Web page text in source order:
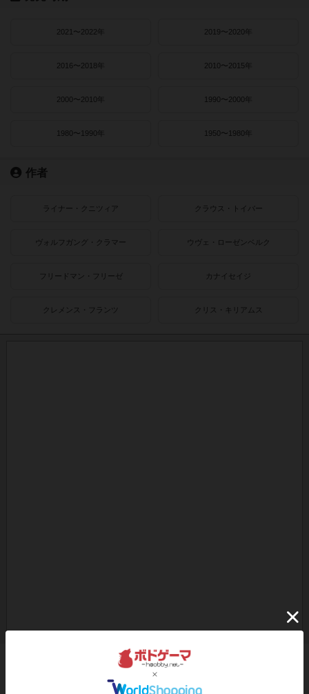
2021〜2022年 2019〜2020年
2016〜2018年 2010〜2015年
2000〜2010年 1990〜2000年
1980〜1990年 1950〜1980年
作者
ライナー・クニツィア クラウス・トイバー
ヴォルフガング・クラマー ウヴェ・ローゼンベルク
フリードマン・フリーゼ カナイセイジ
クレメンス・フランツ クリス・キリアムス
ボドゲーマのアプリ版はこちら